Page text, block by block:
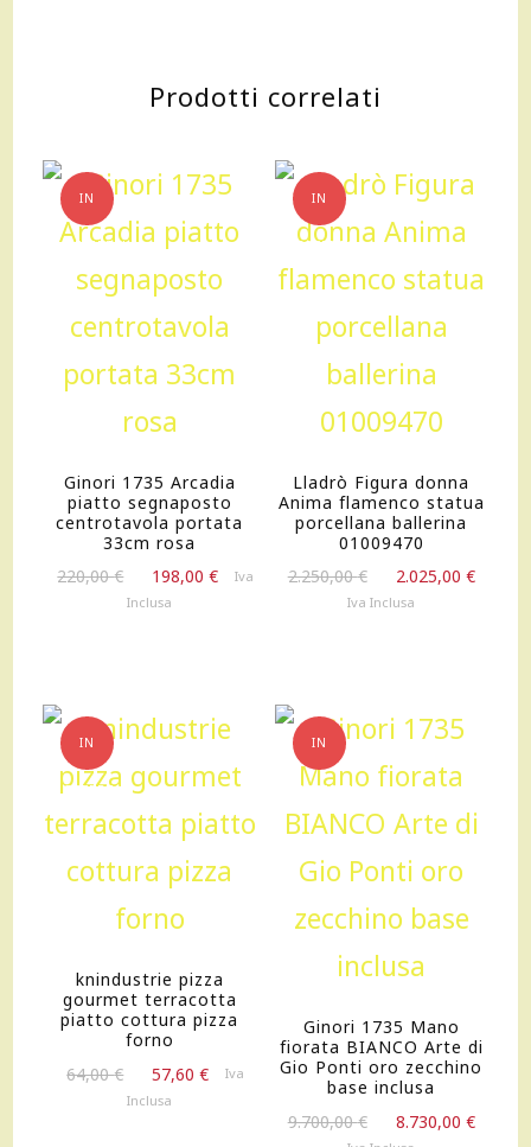
cm
quantità
Prodotti correlati
IN
OFFERTA!
Ginori 1735 Arcadia
piatto segnaposto
centrotavola portata
33cm rosa
220,00€
prezzo
198,00€
IlIva
Inclusa
IN
OFFERTA!
Lladrò Figura donna
Anima flamenco statua
porcellana ballerina
01009470
2.250,00€
prezzo
2.025,00 €
Iva Inclusa
IN
OFFERTA!
knindustrie pizza
gourmet terracotta
piatto cottura pizza
forno
64,00€
prezzo
57,60€
IlIva
Inclusa
IN
OFFERTA!
Ginori 1735 Mano
fiorata BIANCO Arte di
Gio Ponti oro zecchino
base inclusa
9.700,00€ 8.730,00 €